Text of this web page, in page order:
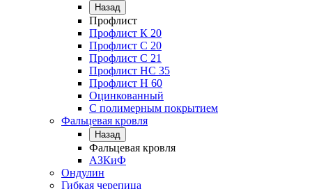
Назад
Профлист
Профлист К 20
Профлист С 20
Профлист C 21
Профлист НС 35
Профлист Н 60
Оцинкованный
С полимерным покрытием
Фальцевая кровля
Назад
Фальцевая кровля
АЗКиФ
Ондулин
Гибкая черепица